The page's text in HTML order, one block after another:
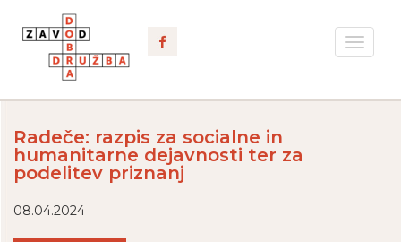
Toggle
Radeče: razpis za socialne in
humanitarne dejavnosti ter za
podelitev priznanj
08.04.2024